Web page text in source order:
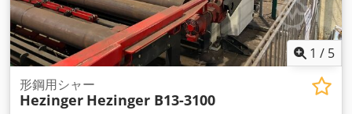
1 / 5
形鋼用シャー
Hezinger Hezinger B13-3100